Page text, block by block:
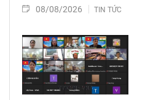
08/08/2026 TIN TỨC